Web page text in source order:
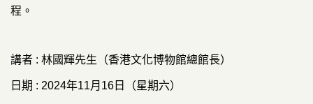
程。
講者 : 林國輝先生（香港文化博物館總館長）
日期 : 2024年11月16日（星期六）